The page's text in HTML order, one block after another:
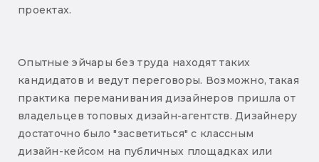
проектах.
Опытные эйчары без труда находят таких
кандидатов и ведут переговоры. Возможно, такая
практика переманивания дизайнеров пришла от
владельцев топовых дизайн-агентств. Дизайнеру
достаточно было "засветиться" с классным
дизайн-кейсом на публичных площадках или